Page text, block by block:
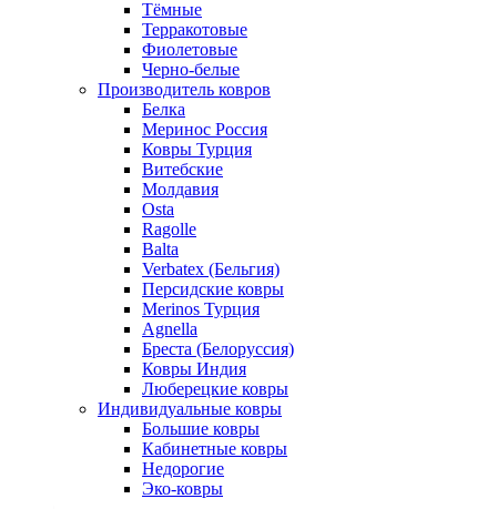
Тёмные
Терракотовые
Фиолетовые
Черно-белые
Производитель ковров
Белка
Меринос Россия
Ковры Турция
Витебские
Молдавия
Osta
Ragolle
Balta
Verbatex (Бельгия)
Персидские ковры
Merinos Турция
Agnella
Бреста (Белоруссия)
Ковры Индия
Люберецкие ковры
Индивидуальные ковры
Большие ковры
Кабинетные ковры
Недорогие
Эко-ковры